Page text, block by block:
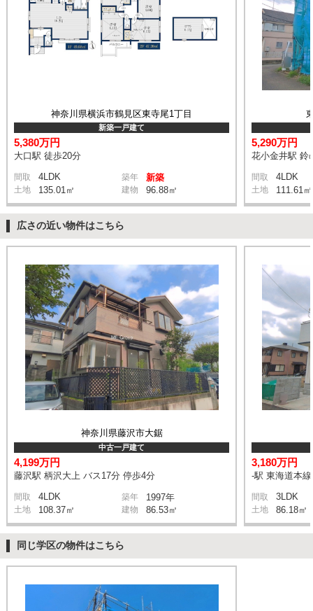
神奈川県横浜市鶴見区東寺尾1丁目
新築一戸建て
5,380万円
大口駅 徒歩20分
間取 4LDK 築年 新築
土地 135.01㎡ 建物 96.88㎡
5,290万円
花小金井駅 鈴
間取 4LDK
土地 111.61㎡
広さの近い物件はこちら
神奈川県藤沢市大鋸
中古一戸建て
4,199万円
藤沢駅 柄沢大上 バス17分 停歩4分
間取 4LDK 築年 1997年
土地 108.37㎡ 建物 86.53㎡
3,180万円
-駅 東海道本
間取 3LDK
土地 86.18㎡
同じ学区の物件はこちら